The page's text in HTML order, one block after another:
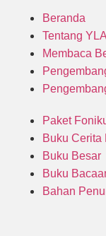
Beranda
Tentang YLAI
Membaca
Paket
Buku Cerita
Buku Besar
Buku
Bahan